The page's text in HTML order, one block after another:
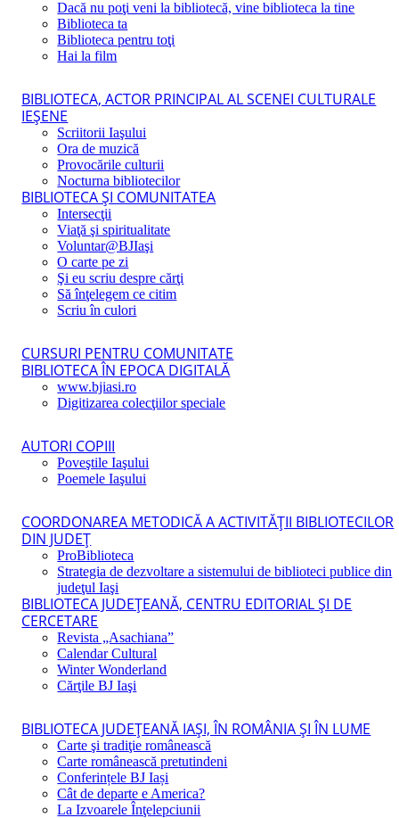
Dacă nu poţi veni la bibliotecă, vine biblioteca la tine
Biblioteca ta
Biblioteca pentru toţi
Hai la film
BIBLIOTECA, ACTOR PRINCIPAL AL SCENEI CULTURALE
IEŞENE
Scriitorii Iaşului
Ora de muzică
Provocările culturii
Nocturna bibliotecilor
BIBLIOTECA ŞI COMUNITATEA
Intersecţii
Viaţă şi spiritualitate
Voluntar@BJIaşi
O carte pe zi
Şi eu scriu despre cărţi
Să înţelegem ce citim
Scriu în culori
CURSURI PENTRU COMUNITATE
BIBLIOTECA ÎN EPOCA DIGITALĂ
www.bjiasi.ro
Digitizarea colecţiilor speciale
AUTORI COPIII
Poveştile Iaşului
Poemele Iaşului
COORDONAREA METODICĂ A ACTIVITĂŢII BIBLIOTECILOR
DIN JUDEŢ
ProBiblioteca
Strategia de dezvoltare a sistemului de biblioteci publice din
judeţul Iaşi
BIBLIOTECA JUDEŢEANĂ, CENTRU EDITORIAL ŞI DE
CERCETARE
Revista „Asachiana”
Calendar Cultural
Winter Wonderland
Cărţile BJ Iaşi
BIBLIOTECA JUDEŢEANĂ IAŞI, ÎN ROMÂNIA ŞI ÎN LUME
Carte şi tradiţie românească
Carte românească pretutindeni
Conferințele BJ Iași
Cât de departe e America?
La Izvoarele Înţelepciunii